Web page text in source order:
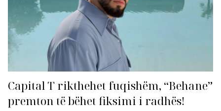
Capital T rikthehet fuqishëm, “Behane”
premton të bëhet fiksimi i radhës!